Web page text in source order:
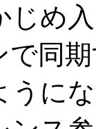
じめ
で同
うに